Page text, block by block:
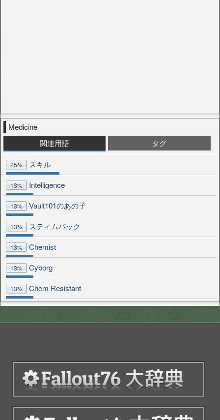
Medicine
関連用語
タグ
25% スキル
13% Intelligence
13% Vault101のあの子
13% スティムパック
13% Chemist
13% Cyborg
13% Chem Resistant